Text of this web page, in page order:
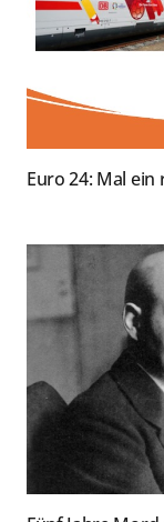
Euro 24: Mal